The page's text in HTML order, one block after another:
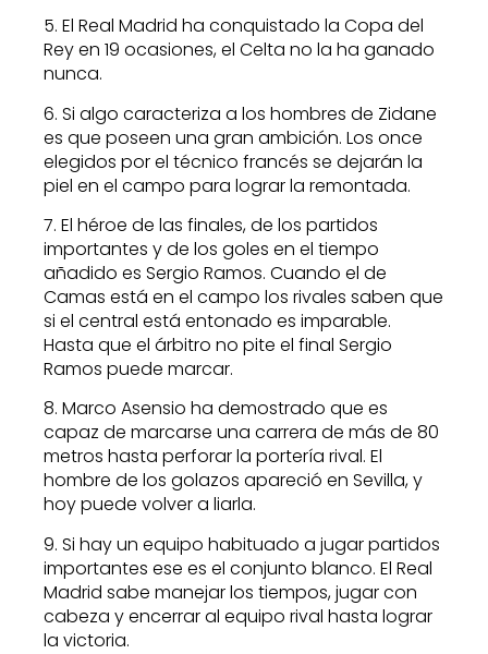
5. El Real Madrid ha conquistado la Copa del
Rey en 19 ocasiones, el Celta no la ha ganado
nunca.
6. Si algo caracteriza a los hombres de Zidane
es que poseen una gran ambición. Los once
elegidos por el técnico francés se dejarán la
piel en el campo para lograr la remontada.
7. El héroe de las finales, de los partidos
importantes y de los goles en el tiempo
añadido es Sergio Ramos. Cuando el de
Camas está en el campo los rivales saben que
si el central está entonado es imparable.
Hasta que el árbitro no pite el final Sergio
Ramos puede marcar.
8. Marco Asensio ha demostrado que es
capaz de marcarse una carrera de más de 80
metros hasta perforar la portería rival. El
hombre de los golazos apareció en Sevilla, y
hoy puede volver a liarla.
9. Si hay un equipo habituado a jugar partidos
importantes ese es el conjunto blanco. El Real
Madrid sabe manejar los tiempos, jugar con
cabeza y encerrar al equipo rival hasta lograr
la victoria.